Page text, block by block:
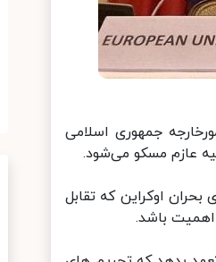
جمهوری اسلامی
اوکراین که تقابل
باشد.